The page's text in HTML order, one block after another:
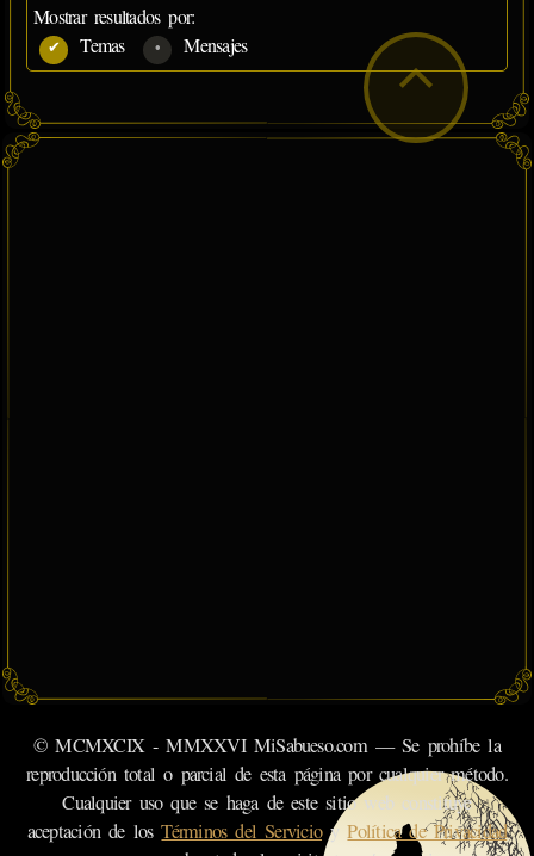
Mostrar resultados por:
Temas
Mensajes
© MCMXCIX - MMXXVI MiSabueso.com — Se prohíbe la
reproducción total o parcial de esta página por cualquier método.
Cualquier uso que se haga de este sitio web constituye
aceptación de losTérminos del ServicioyPolítica de Privacidad